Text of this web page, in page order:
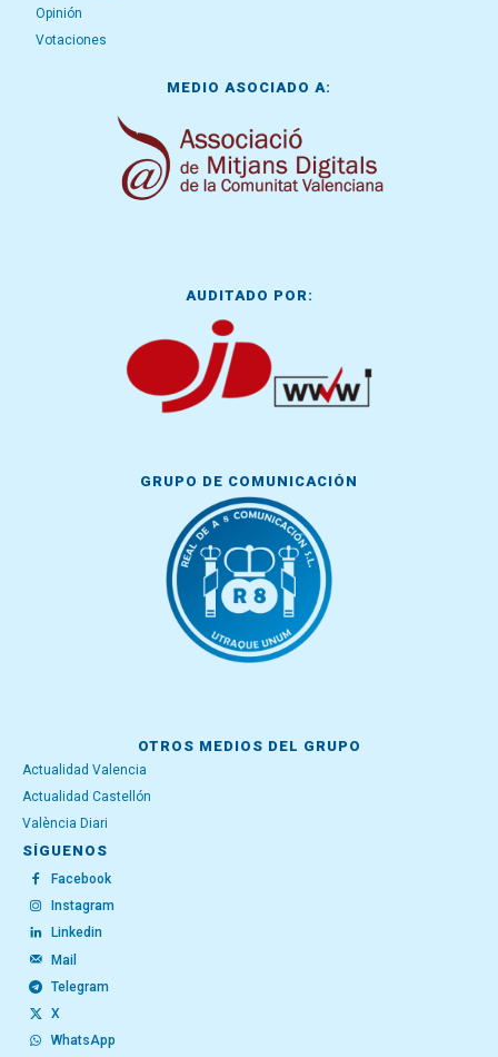
Opinión
Votaciones
MEDIO ASOCIADO A:
AUDITADO POR:
GRUPO DE COMUNICACIÓN
OTROS MEDIOS DEL GRUPO
Actualidad Valencia
Actualidad Castellón
València Diari
SÍGUENOS
Facebook
Instagram
Linkedin
Mail
Telegram
X
WhatsApp